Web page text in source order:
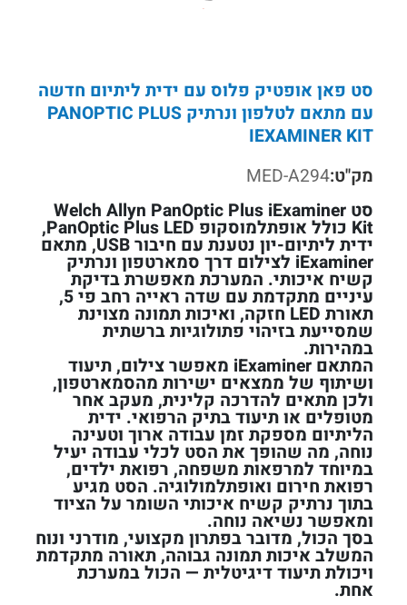
סט פאן אופטיק פלוס עם ידית ליתיום חדשה
עם מתאם לטלפון ונרתיק PANOPTIC PLUS
IEXAMINER KIT
מק"ט:MED-A294
סט Welch Allyn PanOptic Plus iExaminer
Kit כולל אופתלמוסקופ PanOptic Plus LED,
ידית ליתיום-יון נטענת עם חיבור USB, מתאם
iExaminer לצילום דרך סמארטפון ונרתיק
קשיח איכותי. המערכת מאפשרת בדיקת
עיניים מתקדמת עם שדה ראייה רחב פי 5,
תאורת LED חזקה, ואיכות תמונה מצוינת
שמסייעת בזיהוי פתולוגיות ברשתית
במהירות.
המתאם iExaminer מאפשר צילום, תיעוד
ושיתוף של ממצאים ישירות מהסמארטפון,
ולכן מתאים להדרכה קלינית, מעקב אחר
מטופלים או תיעוד בתיק הרפואי. ידית
הליתיום מספקת זמן עבודה ארוך וטעינה
נוחה, מה שהופך את הסט לכלי עבודה יעיל
במיוחד למרפאות משפחה, רפואת ילדים,
רפואת חירום ואופתלמולוגיה. הסט מגיע
בתוך נרתיק קשיח איכותי השומר על הציוד
ומאפשר נשיאה נוחה.
בסך הכול, מדובר בפתרון מקצועי, מודרני ונוח
המשלב איכות תמונה גבוהה, תאורה מתקדמת
ויכולת תיעוד דיגיטלית — הכול במערכת
אחת.